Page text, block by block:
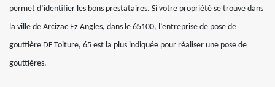
permet d’identifier les bons prestataires. Si votre propriété se trouve dans
la ville de Arcizac Ez Angles, dans le 65100, l’entreprise de pose de
gouttière DF Toiture, 65 est la plus indiquée pour réaliser une pose de
gouttières.